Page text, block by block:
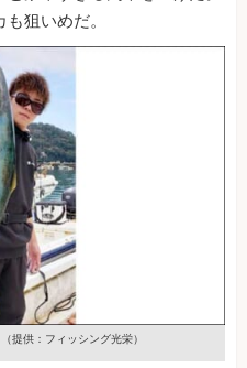
狙いめだ。
（提供：フィッシング光栄）